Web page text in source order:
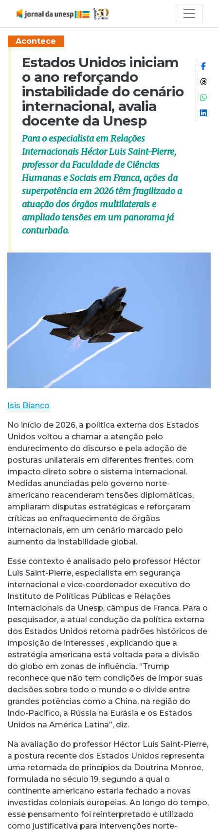
Acontece
Estados Unidos iniciam
o ano reforçando
instabilidade do cenário
internacional, avalia
docente da Unesp
Para o especialista em Relações
Internacionais Héctor Luis Saint-Pierre,
professor da Faculdade de Ciências
Humanas e Sociais em Franca, ações da
superpotência em 2026 têm fragilizado a
atuação dos órgãos multilaterais e
ampliado tensões em um panorama já
conturbado.
Isis Bianco
No início de 2026, a política externa dos Estados
Unidos voltou a chamar a atenção pelo
endurecimento do discurso e pela adoção de
posturas unilaterais em diferentes frentes, com
impacto direto sobre o sistema internacional.
Medidas anunciadas pelo governo norte-
americano reacenderam tensões diplomáticas,
ampliaram disputas estratégicas e reforçaram
críticas ao enfraquecimento de órgãos
internacionais, em um cenário marcado pelo
aumento da instabilidade global.
Esse contexto é analisado pelo professor Héctor
Luis Saint-Pierre, especialista em segurança
internacional e vice-coordenador executivo do
Instituto de Políticas Públicas e Relações
Internacionais da Unesp, câmpus de Franca. Para o
pesquisador, a atual condução da política externa
dos Estados Unidos retoma padrões históricos de
imposição de interesses , explicando que a
estratégia americana está voltada para a divisão
do globo em zonas de influência. “Trump
reconhece que não tem condições de impor suas
decisões sobre todo o mundo e o divide entre
grandes potências como a China, na região do
Indo-Pacífico, a Rússia na Eurásia e os Estados
Unidos na América Latina”, diz.
Na avaliação do professor Héctor Luis Saint-Pierre,
a postura recente dos Estados Unidos representa
uma retomada de princípios da Doutrina Monroe,
formulada no século 19, segundo a qual o
continente americano estaria fechado a novas
investidas coloniais europeias. Ao longo do tempo,
esse pensamento foi reinterpretado e utilizado
como justificativa para intervenções norte-